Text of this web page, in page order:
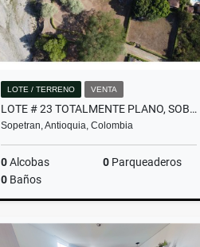
LOTE / TERRENO VENTA
LOTE # 23 TOTALMENTE PLANO, SOBRE LA VIA PRINCIPAL DE SOPETRAN
Sopetran, Antioquia, Colombia
0Alcobas 0 Parqueaderos
0 Baños
Venta